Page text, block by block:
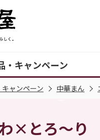
・キャンペーン
ャンペーン 中華まん
×とろ～り